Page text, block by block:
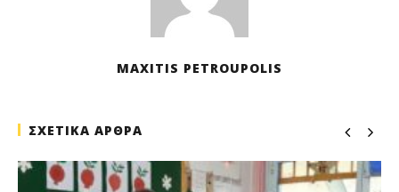
MAXITIS PETROUPOLIS
ΣΧΕΤΙΚΑ ΑΡΘΡΑ